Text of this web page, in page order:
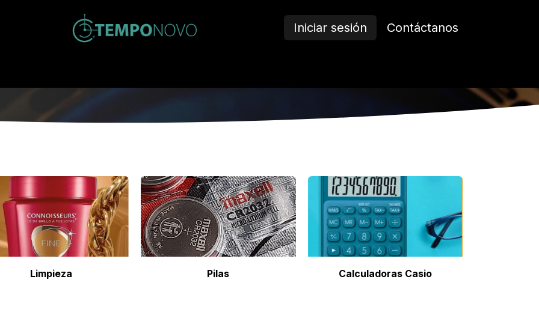
Iniciar sesión Contáctanos
Limpieza Calculadoras Casio
Pilas